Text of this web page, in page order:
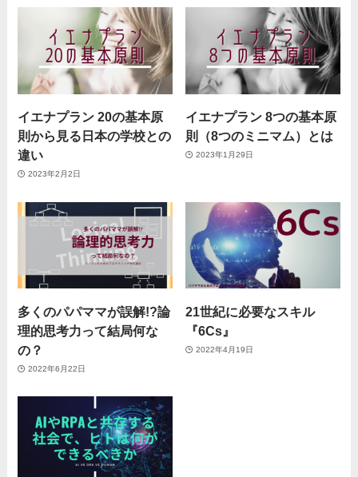
イエナプラン 20の基本原
則から見る日本の学校との
違い
2023年2月2日
イエナプラン 8つの基本原
則（8つのミニマム）とは
2023年1月29日
多くのパパママが誤解!?論
理的思考力って結局何な
の？
2022年6月22日
21世紀に必要なスキル
『6Cs』
2022年4月19日